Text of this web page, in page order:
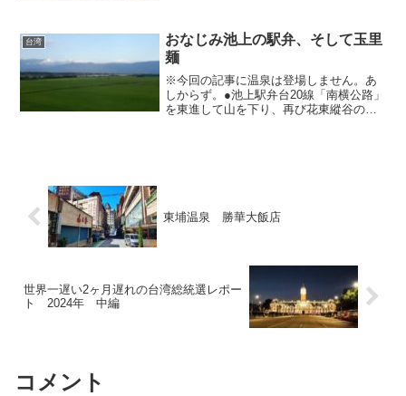
いろ探していたのですが、...
台湾
おなじみ池上の駅弁、そして玉里
麺
※今回の記事に温泉は登場しません。あ
しからず。●池上駅弁台20線「南横公路」
を東進して山を下り、再び花東縱谷の平
東埔温泉 勝華大飯店
世界一遅い2ヶ月遅れの台湾総統選レポー
ト 2024年 中編
コメント